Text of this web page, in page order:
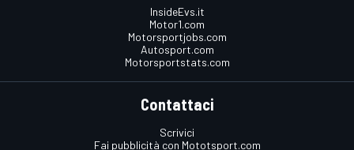
InsideEvs.it
Motor1.com
Motorsportjobs.com
Autosport.com
Motorsportstats.com
Contattaci
Scrivici
Fai pubblicità con Mototsport.com